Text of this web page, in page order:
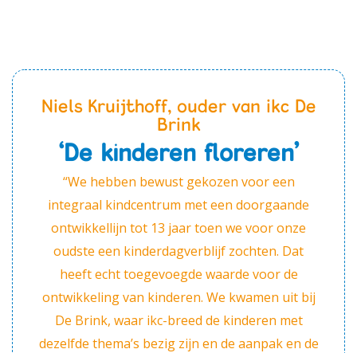
Niels Kruijthoff, ouder van ikc De
Brink
‘De kinderen floreren’
“We hebben bewust gekozen voor een
integraal kindcentrum met een doorgaande
ontwikkellijn tot 13 jaar toen we voor onze
oudste een kinderdagverblijf zochten. Dat
heeft echt toegevoegde waarde voor de
ontwikkeling van kinderen. We kwamen uit bij
De Brink, waar ikc-breed de kinderen met
dezelfde thema’s bezig zijn en de aanpak en de